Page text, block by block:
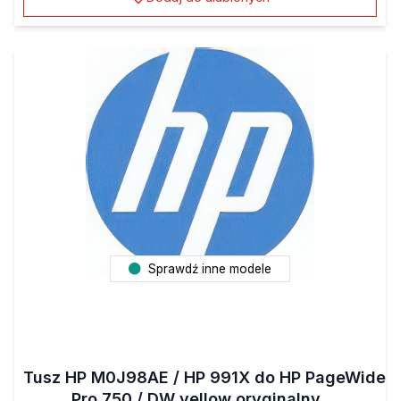
Sprawdź inne modele
Tusz HP M0J98AE / HP 991X do HP PageWide